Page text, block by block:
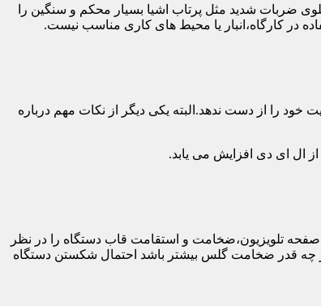
ضربات شدید مثل پرتاب اشیا بسیار محکم و سنگین را
در کارگاه،انبار یا محیط های کاری مناسب نیست.
را از دست ندهد.البته یکی دیگر از نکات مهم درباره
ال ای دی افزایش می یابد.
اندازه صفحه تلویزیون،ضخامت و استقامت قاب دستگاه را در نظر
و هر چه قدر ضخامت گلس بیشتر باشد احتمال شکستن دستگاه